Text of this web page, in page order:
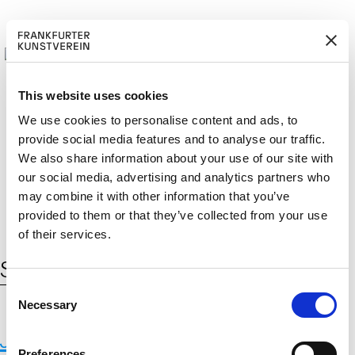
This website uses cookies
We use cookies to personalise content and ads, to
provide social media features and to analyse our traffic.
We also share information about your use of our site with
our social media, advertising and analytics partners who
may combine it with other information that you’ve
provided to them or that they’ve collected from your use
of their services.
C
s
Necessary
M
ITGLIED W
ERD
EN
Cerca: DE
Schlagwort:Jake Elwes
Jake Elwes